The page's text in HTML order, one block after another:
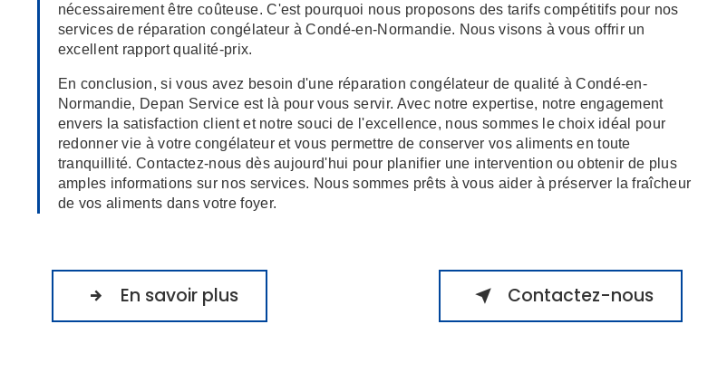
nécessairement être coûteuse. C'est pourquoi nous proposons des tarifs compétitifs pour nos
services de réparation congélateur à Condé-en-Normandie. Nous visons à vous offrir un
excellent rapport qualité-prix.
En conclusion, si vous avez besoin d'une réparation congélateur de qualité à Condé-en-
Normandie, Depan Service est là pour vous servir. Avec notre expertise, notre engagement
envers la satisfaction client et notre souci de l'excellence, nous sommes le choix idéal pour
redonner vie à votre congélateur et vous permettre de conserver vos aliments en toute
tranquillité. Contactez-nous dès aujourd'hui pour planifier une intervention ou obtenir de plus
amples informations sur nos services. Nous sommes prêts à vous aider à préserver la fraîcheur
de vos aliments dans votre foyer.
En savoir plus Contactez-nous